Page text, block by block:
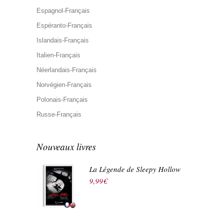
Espagnol-Français
Espéranto-Français
Islandais-Français
Italien-Français
Néerlandais-Français
Norvégien-Français
Polonais-Français
Russe-Français
Nouveaux livres
La Légende de Sleepy Hollow
9,99€